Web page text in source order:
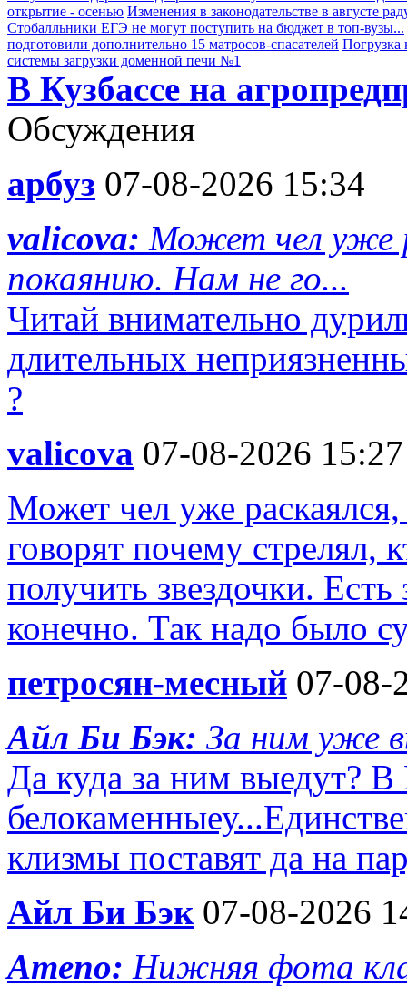
открытие - осенью Изменения в законодательстве в августе
Стобалльники ЕГЭ не могут поступить на бюджет в топ-вузы...
подготовили дополнительно 15 матросов-спасателей Погрузка
системы загрузки доменной печи №1
В Кузбассе на
Обсуждения
арбуз 07-08-2026 15:34
valicova: Может чел уже
покаянию. Нам не го...
Читай внимательно
длительных
?
valicova 07-08-2026 15:27
Может чел уже
говорят почему стрелял,
получить звездочки.
конечно. Так надо было
петросян-месный 07-08-
Айл Би Бэк: За ним уже
Да куда за ним выедут? В
клизмы поставят да на
Айл Би Бэк07-08-2026
Ameno: Нижняя фота